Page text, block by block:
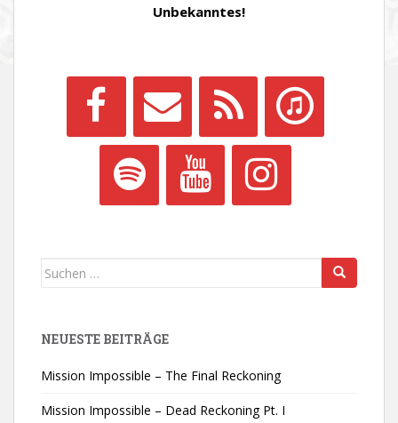
Unbekanntes!
Suchen
NEUESTE BEITRÄGE
Mission Impossible – The Final Reckoning
Mission Impossible – Dead Reckoning Pt. I